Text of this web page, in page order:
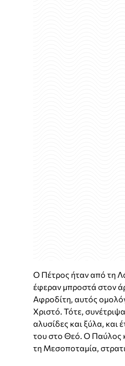
Ο Πέτρος ήταν από τη
έφεραν μπροστά στον
Αφροδίτη, αυτός
Χριστό. Τότε,
αλυσίδες και ξύλα, και
του στο Θεό. Ο Παύλος
τη Μεσοποταμία,